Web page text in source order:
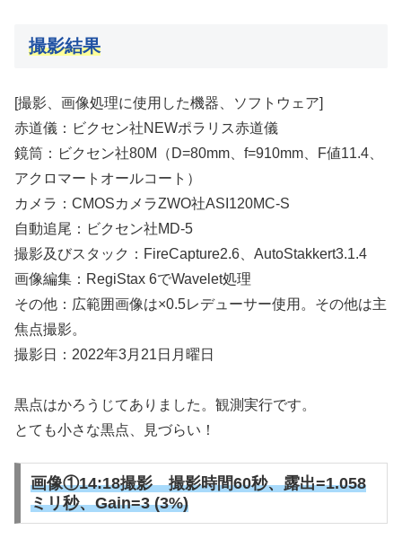
撮影結果
[撮影、画像処理に使用した機器、ソフトウェア]
赤道儀：ビクセン社NEWポラリス赤道儀
鏡筒：ビクセン社80M（D=80mm、f=910mm、F値11.4、
アクロマートオールコート）
カメラ：CMOSカメラZWO社ASI120MC-S
自動追尾：ビクセン社MD-5
撮影及びスタック：FireCapture2.6、AutoStakkert3.1.4
画像編集：RegiStax 6でWavelet処理
その他：広範囲画像は×0.5レデューサー使用。その他は主
焦点撮影。
撮影日：2022年3月21日月曜日
黒点はかろうじてありました。観測実行です。
とても小さな黒点、見づらい！
画像①14:18撮影撮影時間60秒、露出=1.058
ミリ秒、Gain=3 (3%)